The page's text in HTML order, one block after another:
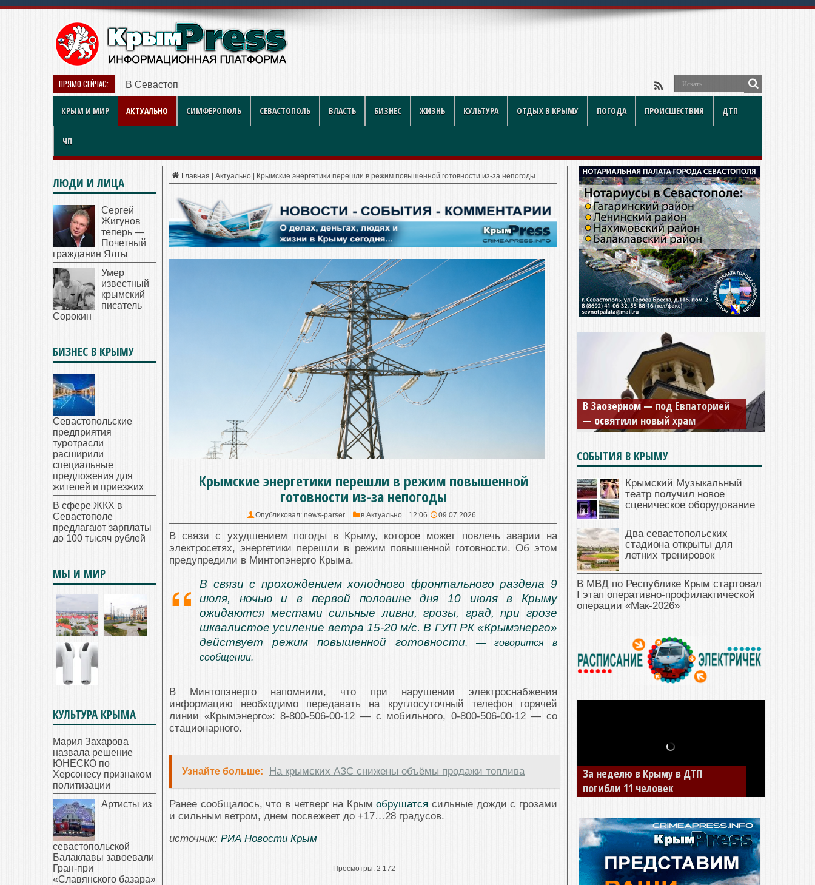
ПРЯМО СЕЙЧАС: В Севастополе наградили работников строительной отрасли
КРЫМ И МИР АКТУАЛЬНО СИМФЕРОПОЛЬ СЕВАСТОПОЛЬ ВЛАСТЬ БИЗНЕС ЖИЗНЬ КУЛЬТУРА ОТДЫХ В КРЫМУ ПОГОДА ПРОИСШЕСТВИЯ ДТП
ЧП
Главная Актуально Крымские энергетики перешли в режим повышенной готовности из-за непогоды
Крымские энергетики перешли в режим повышенной
готовности из-за непогоды
Опубликовал: news-parser в Актуально 12:06 09.07.2026
В связи с ухудшением погоды в Крыму, которое может повлечь аварии на
электросетях, энергетики перешли в режим повышенной готовности. Об этом
предупредили в Минтопэнерго Крыма.
В связи с прохождением холодного фронтального раздела 9
июля, ночью и в первой половине дня 10 июля в Крыму
ожидаются местами сильные ливни, грозы, град, при грозе
шквалистое усиление ветра 15-20 м/с. В ГУП РК «Крымэнерго»
действует режим повышенной готовности, — говорится в
сообщении.
В Минтопэнерго напомнили, что при нарушении электроснабжения
информацию необходимо передавать на круглосуточный телефон горячей
линии «Крымэнерго»: 8-800-506-00-12 — с мобильного, 0-800-506-00-12 — со
стационарного.
Узнайте больше: На крымских АЗС снижены объёмы продажи топлива
Ранее сообщалось, что в четверг на Крымобрушатся сильные дожди с грозами
и сильным ветром, днем посвежеет до +17…28 градусов.
источник: РИА Новости Крым
Просмотры: 2 172
ЛЮДИ И ЛИЦА
Сергей
Жигунов
теперь —
Почетный
гражданин Ялты
Умер
известный
крымский
писатель
Сорокин
БИЗНЕС В КРЫМУ
Севастопольские
предприятия
туротрасли
расширили
специальные
предложения для
жителей и приезжих
В сфере ЖКХ в
Севастополе
предлагают зарплаты
до 100 тысяч рублей
МЫ И МИР
КУЛЬТУРА КРЫМА
Мария Захарова
назвала решение
ЮНЕСКО по
Херсонесу признаком
политизации
Артисты из
севастопольской
Балаклавы завоевали
Гран-при
«Славянского базара»
В Заозерном — под Евпаторией
— освятили новый храм
СОБЫТИЯ В КРЫМУ
Крымский Музыкальный
театр получил новое
сценическое оборудование
Два севастопольских
стадиона открыты для
летних тренировок
В МВД по Республике Крым стартовал
I этап оперативно‑профилактической
операции «Мак‑2026»
За неделю в Крыму в ДТП
погибли 11 человек